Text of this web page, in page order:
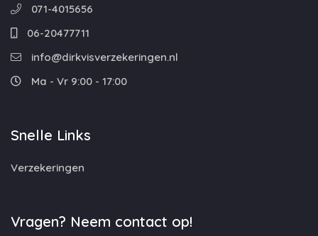
071-4015656
06-20477711
info@dirkvisverzekeringen.nl
Ma - Vr 9:00 - 17:00
Snelle Links
Verzekeringen
Vragen? Neem contact op!